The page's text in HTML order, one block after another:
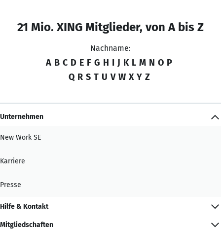
21 Mio. XING Mitglieder, von A bis Z
Nachname:
A B C D E F G H I J K L M N O P
Q R S T U V W X Y Z
Unternehmen
New Work SE
Karriere
Presse
Hilfe & Kontakt
Mitgliedschaften